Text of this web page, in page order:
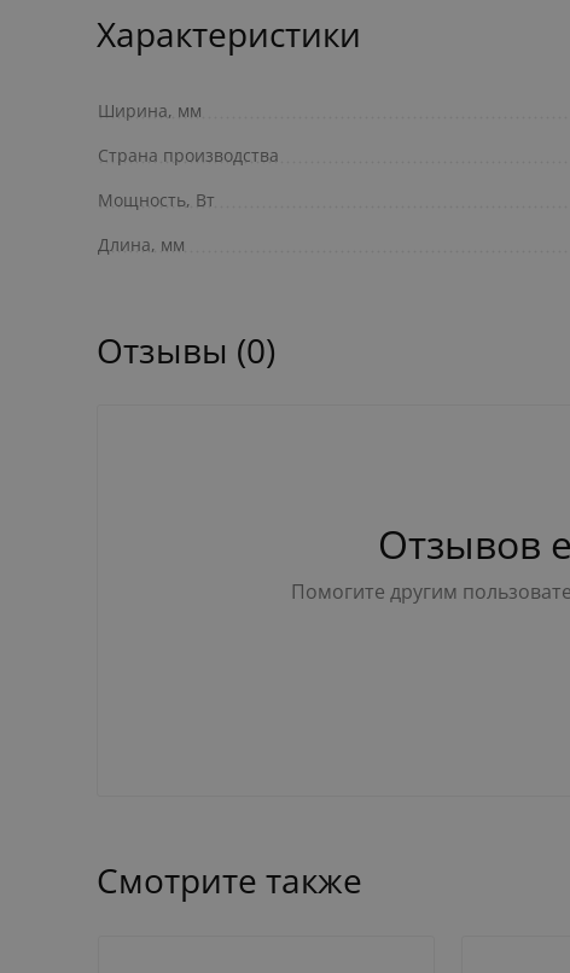
Характеристики
Ширина, мм
Страна производства
Мощность, Вт
Длина, мм
Отзывы (0)
Отзывов
Помогите другим
Смотрите также